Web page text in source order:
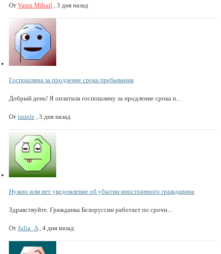
От Vasin Mihail , 3 дня назад
Госпошлина за продление срока пребывания
Добрый день! Я оплатила госпошлину за продление срока п...
От issiele , 3 дня назад
Нужно илм нет уведомление об убытии иностранного гражданина
Здравствуйте. Гражданка Белоруссии работает по срочн...
От Julia_A, 4 дня назад